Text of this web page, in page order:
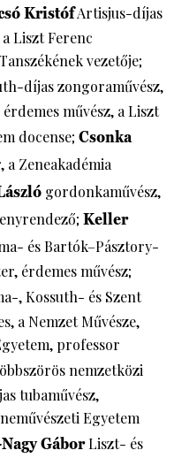
KristófArtisjus-díjas
Liszt Ferenc
vezetője;
díjas zongoraművész,
művész, a Liszt
docense; Csonka
Zeneakadémia
gordonkaművész,
Keller
és Bartók–Pásztory-
érdemes művész;
, Kossuth- és Szent
a Nemzet Művésze,
professor
nemzetközi
tubaművész,
Egyetem
GáborLiszt- és